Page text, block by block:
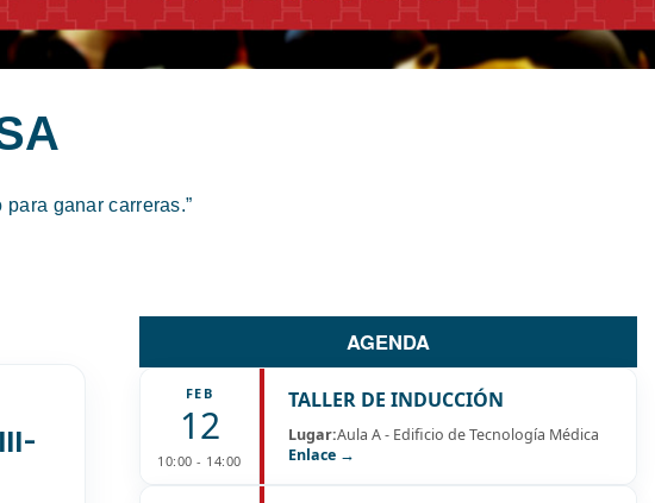
ganar carreras.”
AGENDA
FEB
12
10:00 - 14:00
TALLER DE INDUCCIÓN
Lugar:Aula A - Edificio de Tecnología Médica
Enlace →